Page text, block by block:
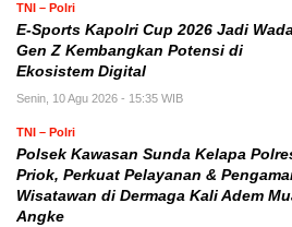
TNI – Polri
E-Sports Kapolri Cup 2026 Jadi
Gen Z Kembangkan Potensi di
Ekosistem Digital
Senin, 10 Agu 2026 - 15:35 WIB
TNI – Polri
Polsek Kawasan Sunda Kelapa
Priok, Perkuat Pelayanan &
Wisatawan di Dermaga Kali Adem
Angke